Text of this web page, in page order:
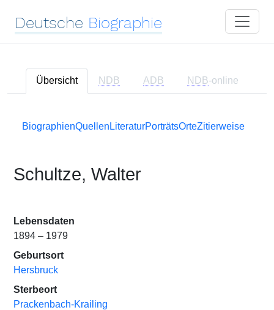
Deutsche Biographie
Übersicht NDB ADB NDB-online
BiographienQuellen LiteraturPorträtsOrteZitierweise
Schultze, Walter
Lebensdaten
1894 – 1979
Geburtsort
Hersbruck
Sterbeort
Prackenbach-Krailing